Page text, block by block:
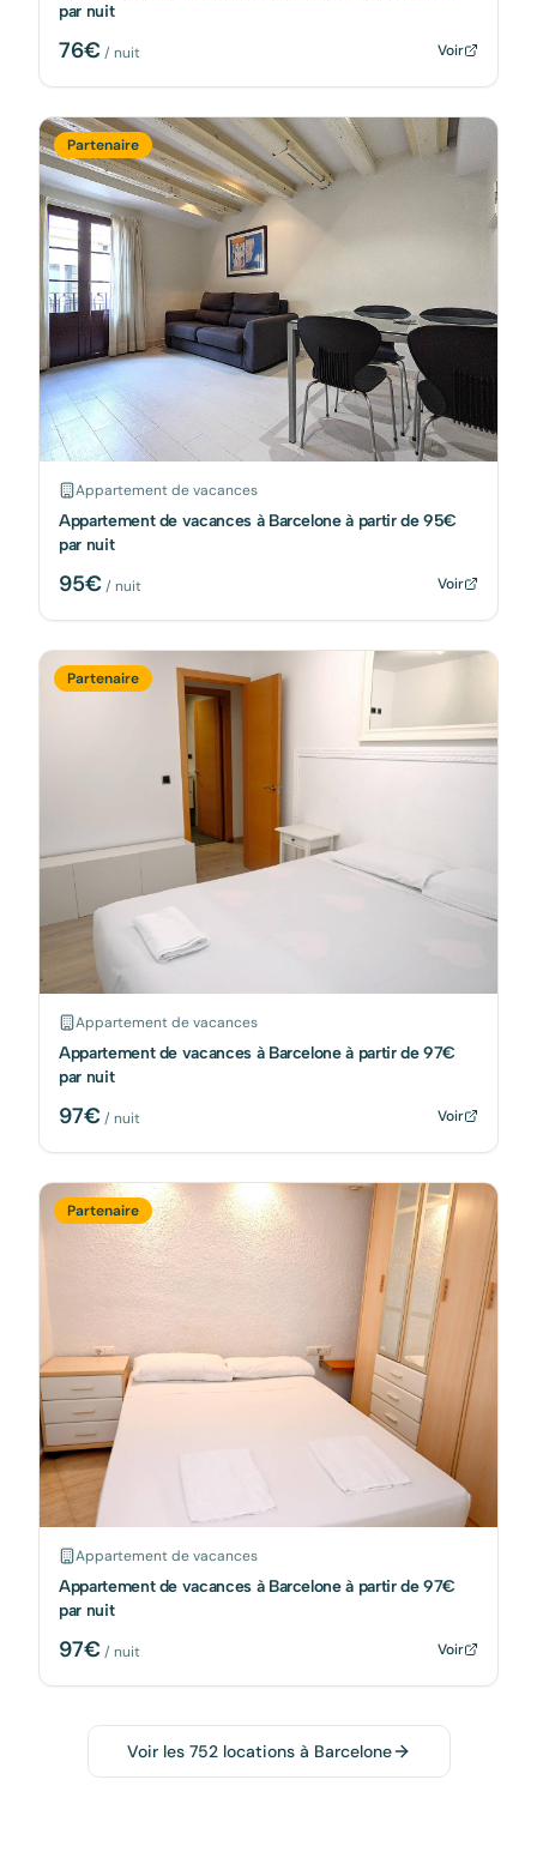
par nuit
76€/ nuit Voir
Partenaire
Appartement de vacances
Appartement de vacances à Barcelone à partir de 95€
par nuit
95€/ nuit Voir
Partenaire
Appartement de vacances
Appartement de vacances à Barcelone à partir de 97€
par nuit
97€/ nuit Voir
Partenaire
Appartement de vacances
Appartement de vacances à Barcelone à partir de 97€
par nuit
97€/ nuit Voir
Voir les 752locations à Barcelone